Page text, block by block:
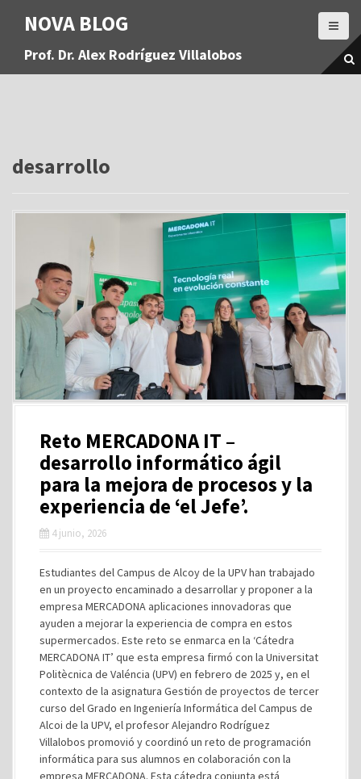
a
NOVA BLOG
Prof. Dr. Alex Rodríguez Villalobos
desarrollo
Reto MERCADONA IT –
desarrollo informático ágil
para la mejora de procesos y la
experiencia de ‘el Jefe’.
4 junio, 2026
Estudiantes del Campus de Alcoy de la UPV han trabajado
en un proyecto encaminado a desarrollar y proponer a la
empresa MERCADONA aplicaciones innovadoras que
ayuden a mejorar la experiencia de compra en estos
supermercados. Este reto se enmarca en la ‘Cátedra
MERCADONA IT’ que esta empresa firmó con la Universitat
Politècnica de Valéncia (UPV) en febrero de 2025 y, en el
contexto de la asignatura Gestión de proyectos de tercer
curso del Grado en Ingeniería Informática del Campus de
Alcoi de la UPV, el profesor Alejandro Rodríguez
Villalobos promovió y coordinó un reto de programación
informática para sus alumnos en colaboración con la
empresa MERCADONA. Esta cátedra conjunta está